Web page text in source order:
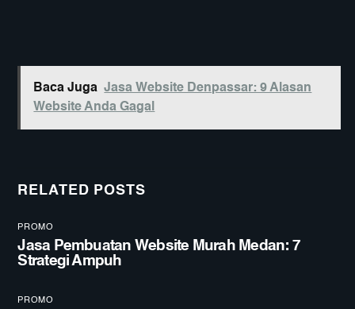
Baca Juga Jasa Website Denpassar: 9 Alasan
Website Anda Gagal
RELATED POSTS
PROMO
Jasa Pembuatan Website Murah Medan: 7
Strategi Ampuh
PROMO